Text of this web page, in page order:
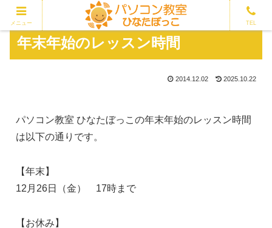
年末年始のレッスン時間
2014.12.02 2025.10.22
パソコン教室 ひなたぼっこの年末年始のレッスン時間
は以下の通りです。
【年末】
12月26日（金） 17時まで
【お休み】
メニュー TEL